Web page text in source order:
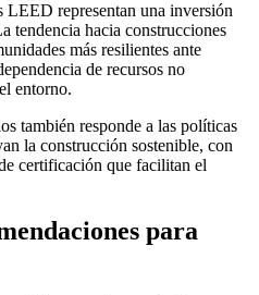
LEED representan una inversión
tendencia hacia construcciones
más resilientes ante
de recursos no
entorno.
también responde a las políticas
la construcción sostenible, con
certificación que facilitan el
para